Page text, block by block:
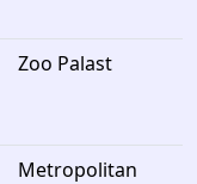
Zoo Palast
Metropolitan